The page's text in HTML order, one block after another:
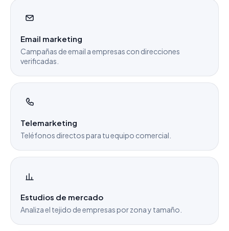
Email marketing
Campañas de email a empresas con direcciones
verificadas.
Telemarketing
Teléfonos directos para tu equipo comercial.
Estudios de mercado
Analiza el tejido de empresas por zona y tamaño.